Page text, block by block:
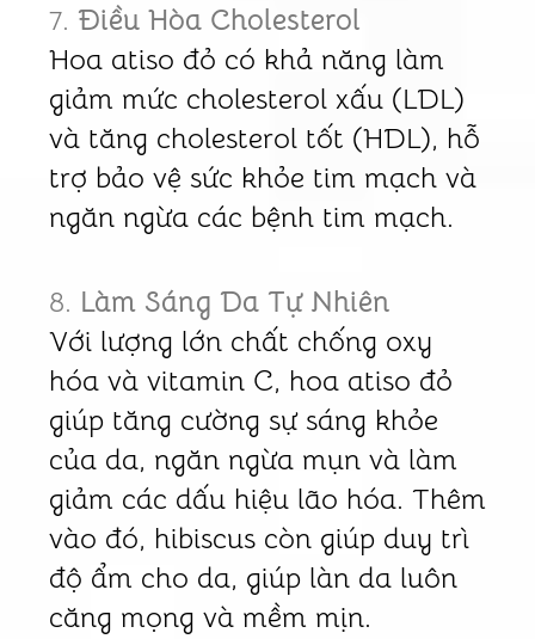
7. Điều Hòa Cholesterol
Hoa atiso đỏ có khả năng làm
giảm mức cholesterol xấu (LDL)
và tăng cholesterol tốt (HDL), hỗ
trợ bảo vệ sức khỏe tim mạch và
ngăn ngừa các bệnh tim mạch.
8. Làm Sáng Da Tự Nhiên
Với lượng lớn chất chống oxy
hóa và vitamin C, hoa atiso đỏ
giúp tăng cường sự sáng khỏe
của da, ngăn ngừa mụn và làm
giảm các dấu hiệu lão hóa. Thêm
vào đó, hibiscus còn giúp duy trì
độ ẩm cho da, giúp làn da luôn
căng mọng và mềm mịn.